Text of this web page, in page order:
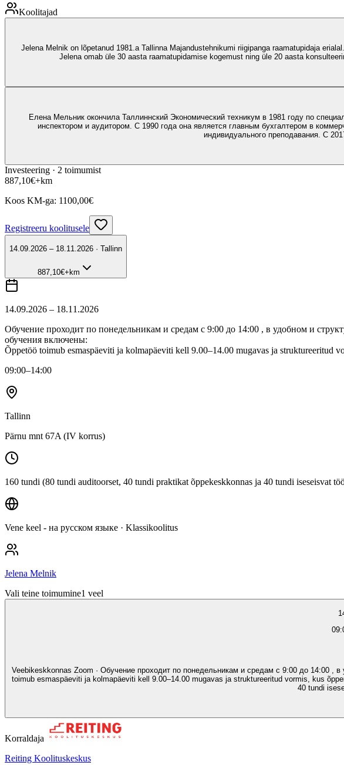
Koolitajad
Jelena Melnik on lõpetanud 1981.a Tallinna Majandustehnikumi riigipanga raamatupidaja
Jelena omab üle 30 aasta raamatupidamise kogemust ning üle 20 aasta
Елена Мельник окончила Таллиннский Экономический техникум в 1981 году по
инспектором и аудитором. С 1990 года она является главным бухгалтером в
индивидуального преподавания. С
Investeering · 2 toimumist
887,10€+km
Koos KM-ga: 1100,00€
Registreeru koolitusele
14.09.2026 – 18.11.2026 · Tallinn
887,10€+km
14.09.2026 – 18.11.2026
Обучение проходит по понедельникам и средам с 9:00 до 14:00 , в удобном и
обучения включены:
Õppetöö toimub esmaspäeviti ja kolmapäeviti kell 9.00–14.00 mugavas ja struktureeritud
09:00–14:00
Tallinn
Pärnu mnt 67A (IV korrus)
160 tundi (80 tundi auditoorset, 40 tundi praktikat õppekeskkonnas ja 40 tundi iseseisvat
Vene keel - на русском языке · Klassikoolitus
Jelena Melnik
Vali teine toimumine1 veel
Veebikeskkonnas Zoom · Обучение проходит по понедельникам и средам с 9:00 до 14:00 ,
toimub esmaspäeviti ja kolmapäeviti kell 9.00–14.00 mugavas ja struktureeritud vormis, kus
40 tundi
Korraldaja
Reiting Koolituskeskus